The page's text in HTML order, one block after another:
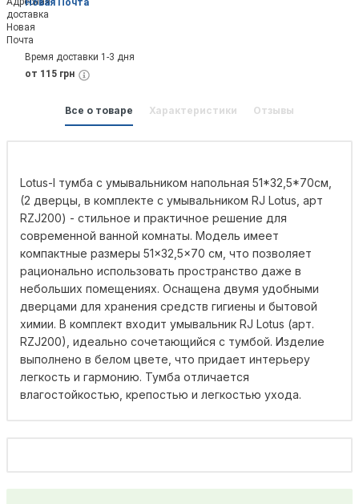
Новая Почта
Время доставки 1-3 дня
от 115 грн
Все о товаре Характеристики Отзывы
Lotus-l тумба с умывальником напольная 51*32,5*70см,
(2 дверцы, в комплекте с умывальником RJ Lotus, арт
RZJ200) - стильное и практичное решение для
современной ванной комнаты. Модель имеет
компактные размеры 51×32,5×70 см, что позволяет
рационально использовать пространство даже в
небольших помещениях. Оснащена двумя удобными
дверцами для хранения средств гигиены и бытовой
химии. В комплект входит умывальник RJ Lotus (арт.
RZJ200), идеально сочетающийся с тумбой. Изделие
выполнено в белом цвете, что придает интерьеру
легкость и гармонию. Тумба отличается
влагостойкостью, крепостью и легкостью ухода.